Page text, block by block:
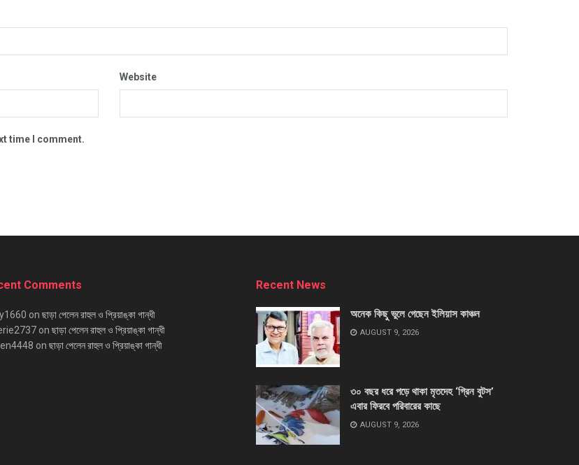
Website
time I comment.
Comments
on ছাড়া পেলেন রাহুল ও প্রিয়াঙ্কা গান্ধী
on ছাড়া পেলেন রাহুল ও প্রিয়াঙ্কা গান্ধী
on ছাড়া পেলেন রাহুল ও প্রিয়াঙ্কা গান্ধী
Recent News
অনেক কিছু ভুলে গেছেন ইলিয়াস কাঞ্চন
AUGUST 9, 2026
৩০ বছর ধরে পড়ে থাকা মৃতদেহ ‘গ্রিন বুটস’
এবার ফিরবে পরিবারের কাছে
AUGUST 9, 2026